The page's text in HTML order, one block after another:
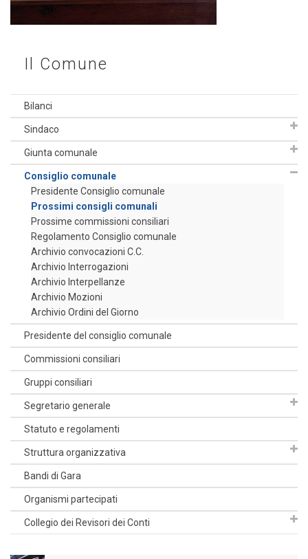
Il Comune
Bilanci
Sindaco
Giunta comunale
Consiglio comunale
Presidente Consiglio comunale
Prossimi consigli comunali
Prossime commissioni consiliari
Regolamento Consiglio comunale
Archivio convocazioni C.C.
Archivio Interrogazioni
Archivio Interpellanze
Archivio Mozioni
Archivio Ordini del Giorno
Presidente del consiglio comunale
Commissioni consiliari
Gruppi consiliari
Segretario generale
Statuto e regolamenti
Struttura organizzativa
Bandi di Gara
Organismi partecipati
Collegio dei Revisori dei Conti